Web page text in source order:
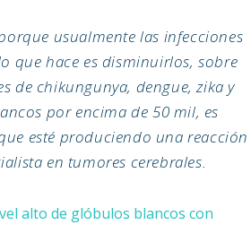
usualmente las infecciones
que hace es disminuirlos, sobre
de chikungunya, dengue, zika y
por encima de 50 mil, es
esté produciendo una reacción
en tumores cerebrales.
alto de glóbulos blancos con